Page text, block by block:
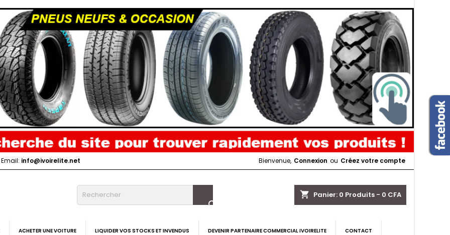
Email: info@ivoirelite.net Bienvenue, Connexion ou Créez votre compte
shopping_cart Panier: 0 Produits - 0 CFA

ACHETER UNE VOITURE LIQUIDER VOS STOCKS ET INVENDUS DEVENIR PARTENAIRE COMMERCIAL IVOIRELITE CONTACT